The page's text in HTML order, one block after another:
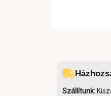
Szállítunk: